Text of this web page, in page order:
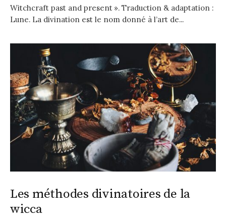
Witchcraft past and present ». Traduction & adaptation :
Lune. La divination est le nom donné à l’art de...
Les méthodes divinatoires de la
wicca